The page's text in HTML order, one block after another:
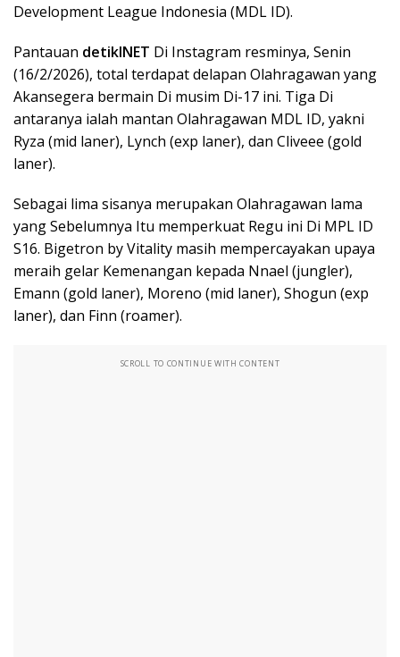
Development League Indonesia (MDL ID).
Pantauan detikINET Di Instagram resminya, Senin
(16/2/2026), total terdapat delapan Olahragawan yang
Akansegera bermain Di musim Di-17 ini. Tiga Di
antaranya ialah mantan Olahragawan MDL ID, yakni
Ryza (mid laner), Lynch (exp laner), dan Cliveee (gold
laner).
Sebagai lima sisanya merupakan Olahragawan lama
yang Sebelumnya Itu memperkuat Regu ini Di MPL ID
S16. Bigetron by Vitality masih mempercayakan upaya
meraih gelar Kemenangan kepada Nnael (jungler),
Emann (gold laner), Moreno (mid laner), Shogun (exp
laner), dan Finn (roamer).
SCROLL TO CONTINUE WITH CONTENT